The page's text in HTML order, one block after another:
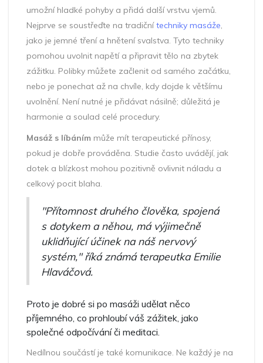
umožní hladké pohyby a přidá další vrstvu vjemů.
Nejprve se soustřeďte na tradičnítechniky masáže,
jako je jemné tření a hnětení svalstva. Tyto techniky
pomohou uvolnit napětí a připravit tělo na zbytek
zážitku. Polibky můžete začlenit od samého začátku,
nebo je ponechat až na chvíle, kdy dojde k většímu
uvolnění. Není nutné je přidávat násilně; důležitá je
harmonie a soulad celé procedury.
Masáž s líbáním může mít terapeutické přínosy,
pokud je dobře prováděna. Studie často uvádějí, jak
dotek a blízkost mohou pozitivně ovlivnit náladu a
celkový pocit blaha.
"Přítomnost druhého člověka, spojená
s dotykem a něhou, má výjimečně
uklidňující účinek na náš nervový
systém," říká známá terapeutka Emilie
Hlaváčová.
Proto je dobré si po masáži udělat něco
příjemného, co prohloubí váš zážitek, jako
společné odpočívání či meditaci.
Nedílnou součástí je také komunikace. Ne každý je na